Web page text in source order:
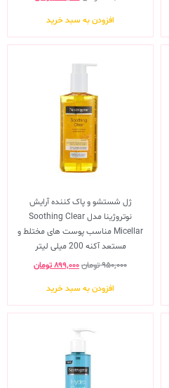
افزودن به سبد خرید
ژل شستشو و پاک کننده آرایش
نوتروژینا مدل Soothing Clear
Micellar مناسب پوست های مختلط و
مستعد آکنه 200 میلی لیتر
۹۵۰,۰۰۰تومان۸۹۹,۰۰۰تومان
افزودن به سبد خرید